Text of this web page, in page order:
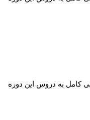
به دروس این دوره